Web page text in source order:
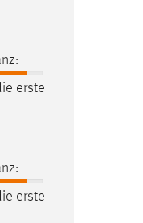
erste
erste